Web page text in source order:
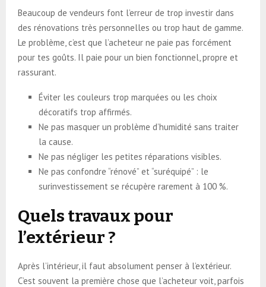
Beaucoup de vendeurs font l’erreur de trop investir dans
des rénovations très personnelles ou trop haut de gamme.
Le problème, c’est que l’acheteur ne paie pas forcément
pour tes goûts. Il paie pour un bien fonctionnel, propre et
rassurant.
Éviter les couleurs trop marquées ou les choix
décoratifs trop affirmés.
Ne pas masquer un problème d’humidité sans traiter
la cause.
Ne pas négliger les petites réparations visibles.
Ne pas confondre “rénové” et “suréquipé” : le
surinvestissement se récupère rarement à 100 %.
Quels travaux pour
l’extérieur ?
Après l’intérieur, il faut absolument penser à l’extérieur.
C’est souvent la première chose que l’acheteur voit, parfois